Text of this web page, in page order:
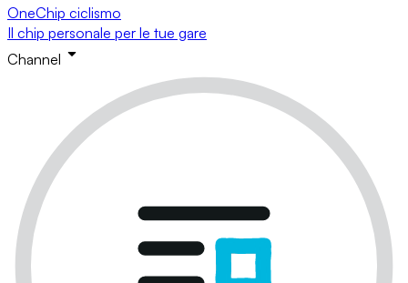
OneChip ciclismo
Il chip personale per le tue gare
Channel